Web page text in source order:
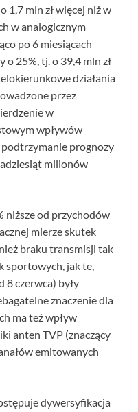
1,7 mln zł więcej niż w
w analogicznym
po 6 miesiącach
o 25%, tj. o 39,4 mln zł
działania
przez
w
wpływów
prognozy
milionów
niższe od przychodów
mierze skutek
braku transmisji tak
sportowych, jak te,
8 czerwca) były
znaczenie dla
ma też wpływ
anten TVP (znaczący
emitowanych
dywersyfikacja